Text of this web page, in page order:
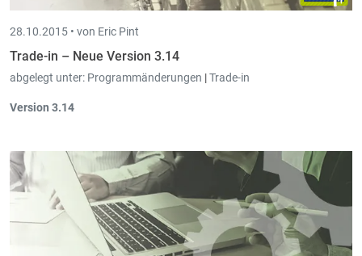
28.10.2015 • von Eric Pint
Trade-in – Neue Version 3.14
abgelegt unter: Programmänderungen |Trade-in
Version 3.14
zu löschende Dokument sich nicht in einer
abgeschlossenen Periode
befindet.
Im
Auftragsschirm und Bestellschirm
besteht nun die
Möglichkeit denMemotext der Grid-Detailzeiledirekt auf
diesem Schirmanzeigenzu lassen und ggf. zu verändern